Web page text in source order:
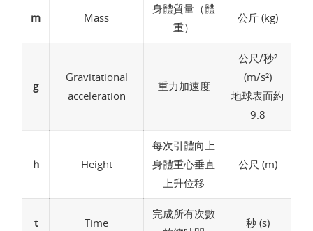
m Mass
身體質量（體
重）
公斤 (kg)
g
Gravitational
acceleration
重力加速度
公尺/秒²
(m/s²)
地球表面約
9.8
h Height
每次引體向上
身體重心垂直
上升位移
公尺 (m)
t Time
完成所有次數
秒 (s)